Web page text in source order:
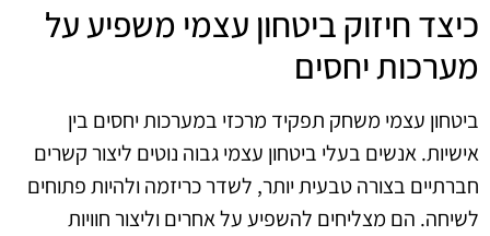
כיצד חיזוק ביטחון עצמי משפיע על
מערכות יחסים
ביטחון עצמי משחק תפקיד מרכזי במערכות יחסים בין
אישיות. אנשים בעלי ביטחון עצמי גבוה נוטים ליצור קשרים
חברתיים בצורה טבעית יותר, לשדר כריזמה ולהיות פתוחים
לשיחה. הם מצליחים להשפיע על אחרים וליצור חוויות